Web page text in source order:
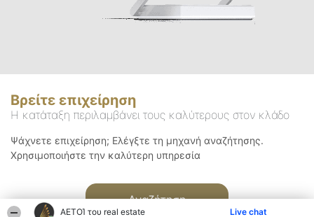
ΑΕΤΟΊ του real estate Live chat
Βρείτε επιχείρηση
Η κατάταξη περιλαμβάνει τους καλύτερους στον κλάδο
Ψάχνετε επιχείρηση; Ελέγξτε τη μηχανή αναζήτησης.
Χρησιμοποιήστε την καλύτερη υπηρεσία
Αναζήτηση